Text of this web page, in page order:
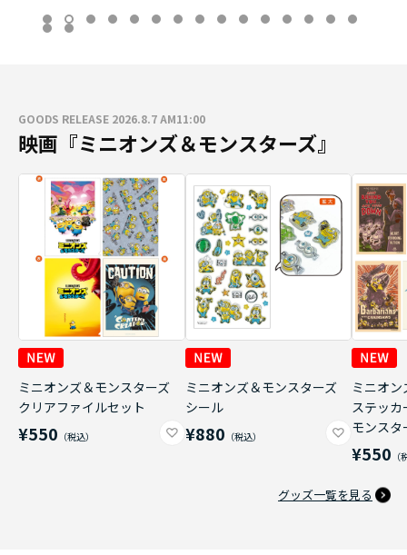
GOODS RELEASE 2026.8.7 AM11:00
映画『ミニオンズ＆モンスターズ』
ミニオンズ＆モンスターズ
クリアファイルセット
¥550
ミニオンズ＆モンスターズ
シール
¥880
ミニオ
ステッ
モンスタ
¥550
グッズ一覧を見る